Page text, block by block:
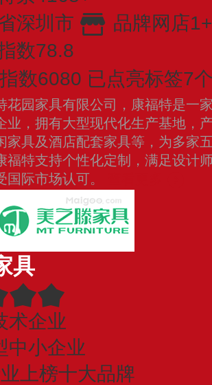
深圳市
品牌网店1+
数78.8
数6080 已点亮标签7
花园家具有限公司，康福特是一
业，拥有大型现代化生产基地，
家具及酒店配套家具等，为多家
福特支持个性化定制，满足设计
国际市场认可。
具
术企业
中小企业
上榜十大品牌